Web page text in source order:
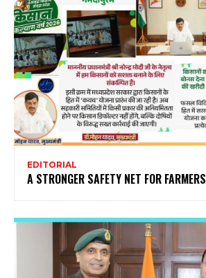
EDITORIAL
A STRONGER SAFETY NET FOR FARMERS